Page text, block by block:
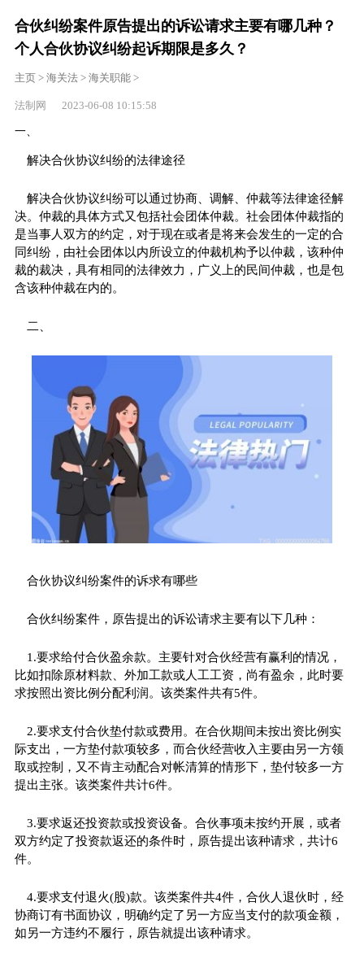
合伙纠纷案件原告提出的诉讼请求主要有哪几种？
个人合伙协议纠纷起诉期限是多久？
主页> 海关法> 海关职能>
法制网 2023-06-08 10:15:58
一、
解决合伙协议纠纷的法律途径
解决合伙协议纠纷可以通过协商、调解、仲裁等法律途径解
决。仲裁的具体方式又包括社会团体仲裁。社会团体仲裁指的
是当事人双方的约定，对于现在或者是将来会发生的一定的合
同纠纷，由社会团体以内所设立的仲裁机构予以仲裁，该种仲
裁的裁决，具有相同的法律效力，广义上的民间仲裁，也是包
含该种仲裁在内的。
二、
合伙协议纠纷案件的诉求有哪些
合伙纠纷案件，原告提出的诉讼请求主要有以下几种：
1.要求给付合伙盈余款。主要针对合伙经营有赢利的情况，
比如扣除原材料款、外加工款或人工工资，尚有盈余，此时要
求按照出资比例分配利润。该类案件共有5件。
2.要求支付合伙垫付款或费用。在合伙期间未按出资比例实
际支出，一方垫付款项较多，而合伙经营收入主要由另一方领
取或控制，又不肯主动配合对帐清算的情形下，垫付较多一方
提出主张。该类案件共计6件。
3.要求返还投资款或投资设备。合伙事项未按约开展，或者
双方约定了投资款返还的条件时，原告提出该种请求，共计6
件。
4.要求支付退火(股)款。该类案件共4件，合伙人退伙时，经
协商订有书面协议，明确约定了另一方应当支付的款项金额，
如另一方违约不履行，原告就提出该种请求。